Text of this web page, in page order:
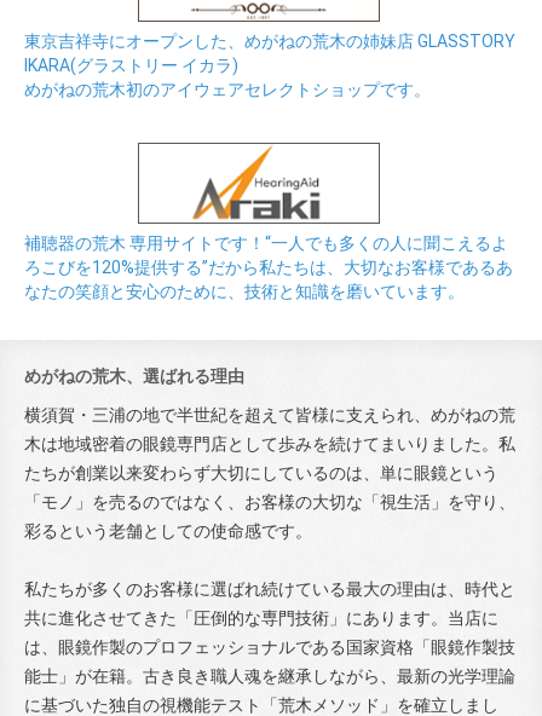
東京吉祥寺にオープンした、めがねの荒木の姉妹店 GLASSTORY
IKARA(グラストリー イカラ)
めがねの荒木初のアイウェアセレクトショップです。
補聴器の荒木 専用サイトです！“一人でも多くの人に聞こえるよ
ろこびを120%提供する”だから私たちは、大切なお客様であるあ
なたの笑顔と安心のために、技術と知識を磨いています。
めがねの荒木、選ばれる理由
横須賀・三浦の地で半世紀を超えて皆様に支えられ、めがねの荒
木は地域密着の眼鏡専門店として歩みを続けてまいりました。私
たちが創業以来変わらず大切にしているのは、単に眼鏡という
「モノ」を売るのではなく、お客様の大切な「視生活」を守り、
彩るという老舗としての使命感です。
私たちが多くのお客様に選ばれ続けている最大の理由は、時代と
共に進化させてきた「圧倒的な専門技術」にあります。当店に
は、眼鏡作製のプロフェッショナルである国家資格「眼鏡作製技
能士」が在籍。古き良き職人魂を継承しながら、最新の光学理論
に基づいた独自の視機能テスト「荒木メソッド」を確立しまし